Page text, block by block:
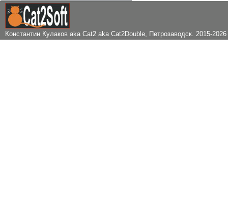
Константин Кулаков aka Cat2 aka Cat2Double, Петрозаводск. 2015-2026